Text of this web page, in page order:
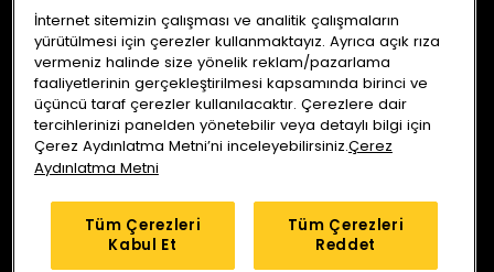
İletişim Formu
info@autoking.com.tr
Auto King EkspertizAnlaşmalı Sigorta Şirketleri
Araç SorguServis Merkezleri KampanyalarBlog
İnternet sitemizin çalışması ve analitik çalışmaların
yürütülmesi için çerezler kullanmaktayız. Ayrıca açık rıza
vermeniz halinde size yönelik reklam/pazarlama
faaliyetlerinin gerçekleştirilmesi kapsamında birinci ve
üçüncü taraf çerezler kullanılacaktır. Çerezlere dair
tercihlerinizi panelden yönetebilir veya detaylı bilgi için
Çerez Aydınlatma Metni’ni inceleyebilirsiniz.Çerez
Aydınlatma Metni
Tüm Çerezleri
Kabul Et
Tüm Çerezleri
Reddet